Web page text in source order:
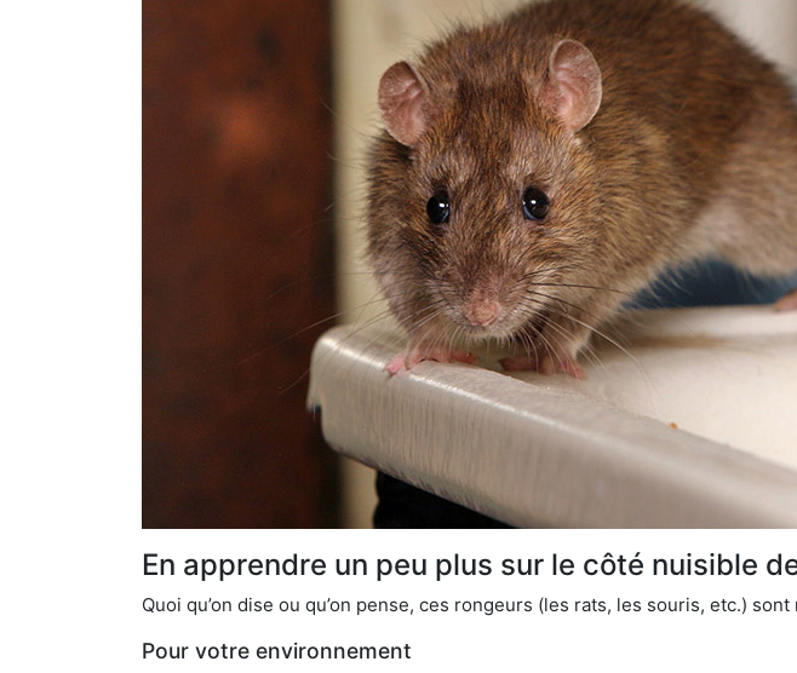
En apprendre un peu plus sur le côté nuisible
Quoi qu’on dise ou qu’on pense, ces rongeurs (les rats, les souris, etc.)
Pour votre environnement